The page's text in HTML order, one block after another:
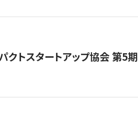
パクトスタートアップ協会 第